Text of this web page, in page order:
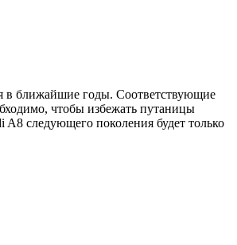
в ближайшие годы. Соответствующие
чтобы избежать путаницы
следующего поколения будет только